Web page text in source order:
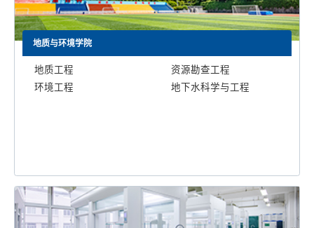
地质与环境学院
地质工程
资源勘查工程
环境工程
地下水科学与工程